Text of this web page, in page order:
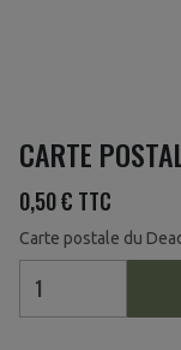
CARTE
0,50 € TTC
Carte postale du